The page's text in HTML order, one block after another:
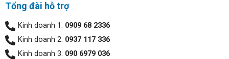
Tổng đài hỗ trợ
Kinh doanh 1: 0909 68 2336
Kinh doanh 2: 0937 117 336
Kinh doanh 3: 090 6979 036